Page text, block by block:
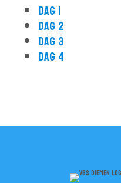
Dag 1
Dag 2
Dag 3
Dag 4